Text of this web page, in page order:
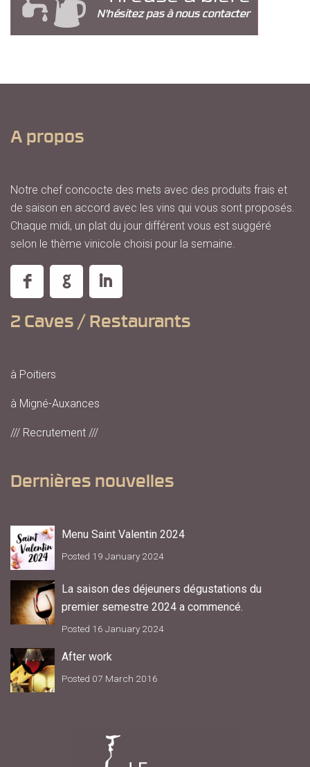
A propos
Notre chef concocte des mets avec des produits frais et
de saison en accord avec les vins qui vous sont proposés.
Chaque midi, un plat du jour différent vous est suggéré
selon le thème vinicole choisi pour la semaine.
2 Caves / Restaurants
à Poitiers
à Migné-Auxances
/// Recrutement ///
Dernières nouvelles
Menu Saint Valentin 2024
Posted 19 January 2024
La saison des déjeuners dégustations du
premier semestre 2024 a commencé.
Posted 16 January 2024
After work
Posted 07 March 2016